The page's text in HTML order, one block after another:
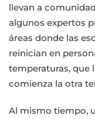
llevan a
algunos expertos
áreas donde las
reinician en
temperaturas, que
comienza la otra
Al mismo tiempo,